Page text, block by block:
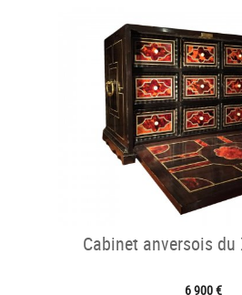
Cabinet anversois du
6 900 €